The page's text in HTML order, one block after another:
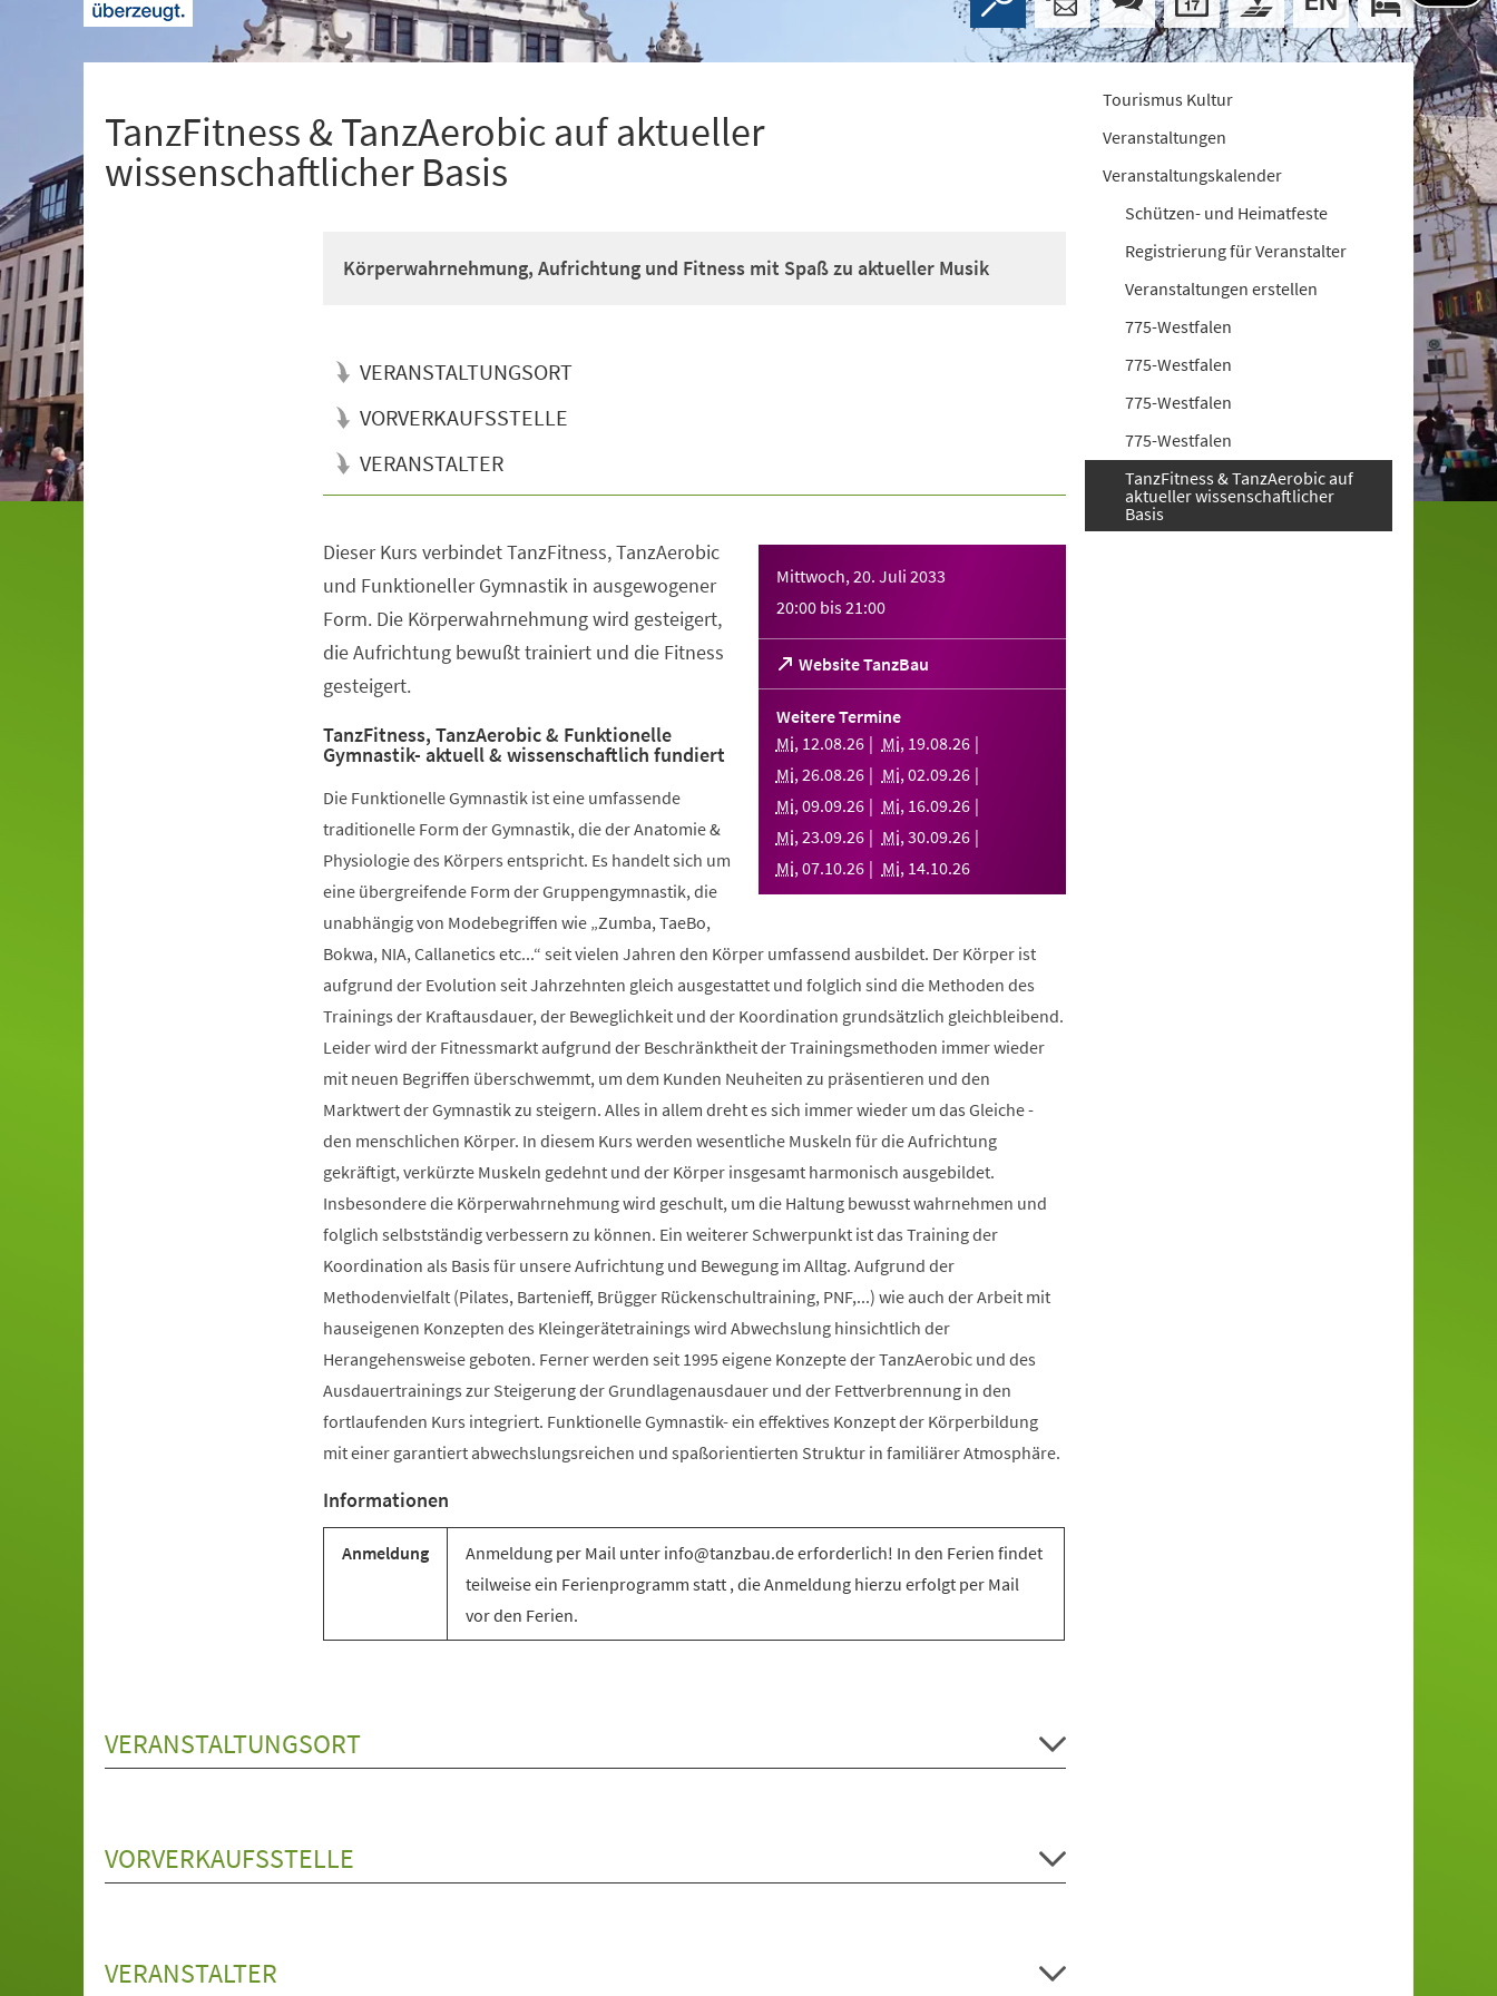
TanzFitness & TanzAerobic auf aktueller
wissenschaftlicher Basis
Körperwahrnehmung, Aufrichtung und Fitness mit Spaß zu aktueller Musik
VERANSTALTUNGSORT
VORVERKAUFSSTELLE
VERANSTALTER
Mittwoch, 20. Juli 2033
20:00 bis21:00
Website TanzBau
(Öffnet
in
einem
neuen
Tab)
Weitere Termine
Mi, 12.08.26 Mi, 19.08.26
Mi,26.08.26 Mi,02.09.26
Mi,09.09.26 Mi, 16.09.26
Mi,23.09.26 Mi,30.09.26
Mi,07.10.26 Mi, 14.10.26
Dieser Kurs verbindet TanzFitness, TanzAerobic
und Funktioneller Gymnastik in ausgewogener
Form. Die Körperwahrnehmung wird gesteigert,
die Aufrichtung bewußt trainiert und die Fitness
gesteigert.
TanzFitness, TanzAerobic & Funktionelle
Gymnastik- aktuell & wissenschaftlich fundiert
Die Funktionelle Gymnastik ist eine umfassende
traditionelle Form der Gymnastik, die der Anatomie &
Physiologie des Körpers entspricht. Es handelt sich um
eine übergreifende Form der Gruppengymnastik, die
unabhängig von Modebegriffen wie „Zumba, TaeBo,
Bokwa, NIA, Callanetics etc...“ seit vielen Jahren den Körper umfassend ausbildet. Der Körper ist
aufgrund der Evolution seit Jahrzehnten gleich ausgestattet und folglich sind die Methoden des
Trainings der Kraftausdauer, der Beweglichkeit und der Koordination grundsätzlich gleichbleibend.
Leider wird der Fitnessmarkt aufgrund der Beschränktheit der Trainingsmethoden immer wieder
mit neuen Begriffen überschwemmt, um dem Kunden Neuheiten zu präsentieren und den
Marktwert der Gymnastik zu steigern. Alles in allem dreht es sich immer wieder um das Gleiche -
den menschlichen Körper. In diesem Kurs werden wesentliche Muskeln für die Aufrichtung
gekräftigt, verkürzte Muskeln gedehnt und der Körper insgesamt harmonisch ausgebildet.
Insbesondere die Körperwahrnehmung wird geschult, um die Haltung bewusst wahrnehmen und
folglich selbstständig verbessern zu können. Ein weiterer Schwerpunkt ist das Training der
Koordination als Basis für unsere Aufrichtung und Bewegung im Alltag. Aufgrund der
Methodenvielfalt (Pilates, Bartenieff, Brügger Rückenschultraining, PNF,...) wie auch der Arbeit mit
hauseigenen Konzepten des Kleingerätetrainings wird Abwechslung hinsichtlich der
Herangehensweise geboten. Ferner werden seit 1995 eigene Konzepte der TanzAerobic und des
Ausdauertrainings zur Steigerung der Grundlagenausdauer und der Fettverbrennung in den
fortlaufenden Kurs integriert. Funktionelle Gymnastik- ein effektives Konzept der Körperbildung
mit einer garantiert abwechslungsreichen und spaßorientierten Struktur in familiärer Atmosphäre.
Informationen
Anmeldung
Anmeldung per Mail unter info@tanzbau.de erforderlich! In den Ferien findet
teilweise ein Ferienprogramm statt , die Anmeldung hierzu erfolgt per Mail
vor den Ferien.
VERANSTALTUNGSORT
VORVERKAUFSSTELLE
VERANSTALTER
Tourismus Kultur
Veranstaltungen
Veranstaltungskalender
Schützen- und Heimatfeste
Registrierung für Veranstalter
Veranstaltungen erstellen
775-Westfalen
775-Westfalen
775-Westfalen
775-Westfalen
TanzFitness & TanzAerobic auf
aktueller wissenschaftlicher
Basis